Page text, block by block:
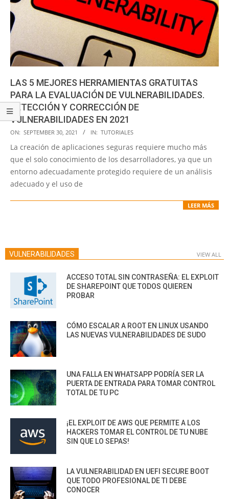
LAS 5 MEJORES HERRAMIENTAS GRATUITAS
PARA LA EVALUACIÓN DE VULNERABILIDADES.
DETECCIÓN Y CORRECCIÓN DE
VULNERABILIDADES EN 2021
2021-
09-
30
ON: SEPTEMBER 30, 2021 IN: TUTORIALES
La creación de aplicaciones seguras requiere mucho más
que el solo conocimiento de los desarrolladores, ya que un
entorno adecuadamente protegido requiere de un análisis
adecuado y el uso de
LEER MÁS
VULNERABILIDADES VIEW ALL
ACCESO TOTAL SIN CONTRASEÑA: EL EXPLOIT
DE SHAREPOINT QUE TODOS QUIEREN
PROBAR
CÓMO ESCALAR A ROOT EN LINUX USANDO
LAS NUEVAS VULNERABILIDADES DE SUDO
UNA FALLA EN WHATSAPP PODRÍA SER LA
PUERTA DE ENTRADA PARA TOMAR CONTROL
TOTAL DE TU PC
¡EL EXPLOIT DE AWS QUE PERMITE A LOS
HACKERS TOMAR EL CONTROL DE TU NUBE
SIN QUE LO SEPAS!
LA VULNERABILIDAD EN UEFI SECURE BOOT
QUE TODO PROFESIONAL DE TI DEBE
CONOCER